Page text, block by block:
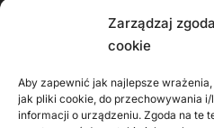
Zarządzaj
cookie
Aby zapewnić jak najlepsze
jak pliki cookie, do przechowywania
informacji o urządzeniu. Zgoda na te
Reklama
Rodo
Kontakt